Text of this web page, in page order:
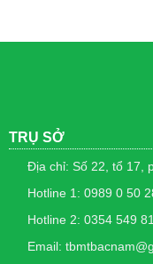
TRỤ SỞ
Địa chỉ: Số 22, tổ 17,
Hotline 1: 0989 0 50
Hotline 2: 0354 549
Email: